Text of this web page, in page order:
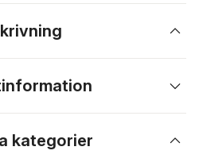
kategorier